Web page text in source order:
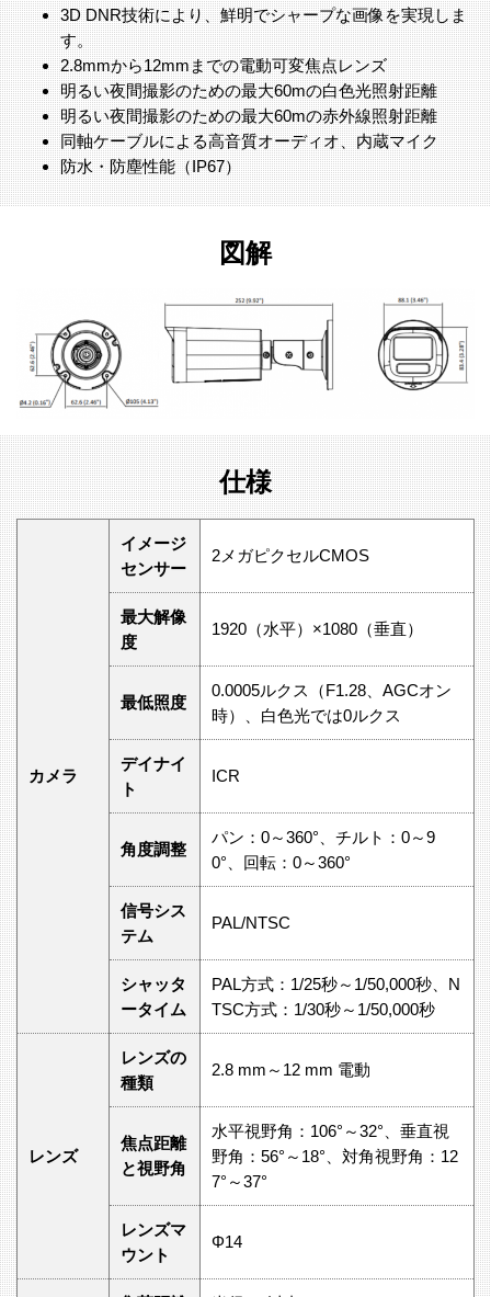
3D DNR技術により、鮮明でシャープな画像を実現しま
す。
2.8mmから12mmまでの電動可変焦点レンズ
明るい夜間撮影のための最大60mの白色光照射距離
明るい夜間撮影のための最大60mの赤外線照射距離
同軸ケーブルによる高音質オーディオ、内蔵マイク
防水・防塵性能（IP67）
図解
仕様
カメラ
イメージ
センサー
2メガピクセルCMOS
最大解像
度
1920（水平）×1080（垂直）
最低照度
0.0005ルクス（F1.28、AGCオン
時）、白色光では0ルクス
デイナイ
ト
ICR
角度調整
パン：0～360°、チルト：0～9
0°、回転：0～360°
信号シス
テム
PAL/NTSC
シャッタ
ータイム
PAL方式：1/25秒～1/50,000秒、N
TSC方式：1/30秒～1/50,000秒
レンズ
レンズの
種類
2.8 mm～12 mm 電動
焦点距離
と視野角
水平視野角：106°～32°、垂直視
野角：56°～18°、対角視野角：12
7°～37°
レンズマ
ウント
Φ14